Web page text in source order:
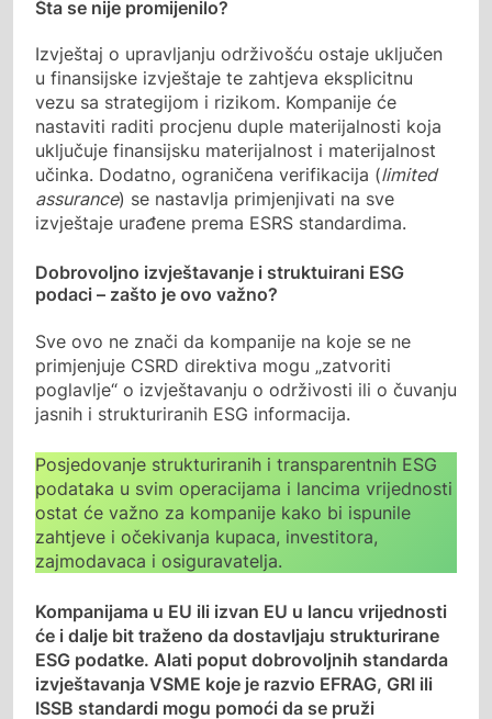
Šta se nije promijenilo?
Izvještaj o upravljanju održivošću ostaje uključen
u finansijske izvještaje te zahtjeva eksplicitnu
vezu sa strategijom i rizikom. Kompanije će
nastaviti raditi procjenu duple materijalnosti koja
uključuje finansijsku materijalnost i materijalnost
učinka. Dodatno, ograničena verifikacija (limited
assurance) se nastavlja primjenjivati na sve
izvještaje urađene prema ESRS standardima.
Dobrovoljno izvještavanje i struktuirani ESG
podaci – zašto je ovo važno?
Sve ovo ne znači da kompanije na koje se ne
primjenjuje CSRD direktiva mogu „zatvoriti
poglavlje“ o izvještavanju o održivosti ili o čuvanju
jasnih i strukturiranih ESG informacija.
Posjedovanje strukturiranih i transparentnih ESG
podataka u svim operacijama i lancima vrijednosti
ostat će važno za kompanije kako bi ispunile
zahtjeve i očekivanja kupaca, investitora,
zajmodavaca i osiguravatelja.
Kompanijama u EU ili izvan EU u lancu vrijednosti
će i dalje bit traženo da dostavljaju strukturirane
ESG podatke. Alati poput dobrovoljnih standarda
izvještavanja VSME koje je razvio EFRAG, GRI ili
ISSB standardi mogu pomoći da se pruži